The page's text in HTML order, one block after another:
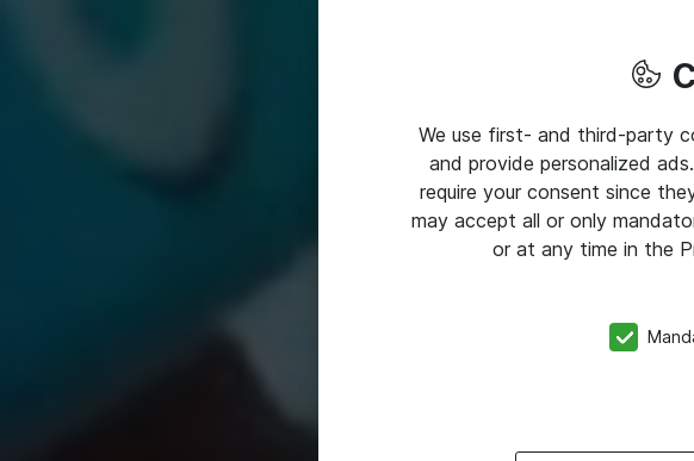
Udnyt
Fokusér på din
We use first- and third-party
and provide personalized
require your consent since
may accept all or only
or at any time in the